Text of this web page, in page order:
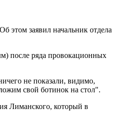
этом заявил начальник отдела
после ряда провокационных
не показали, видимо,
свой ботинок на стол".
Лиманского, который в